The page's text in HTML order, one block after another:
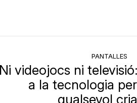
PANTALLES
videojocs ni
a la tecnologia
qualsevol